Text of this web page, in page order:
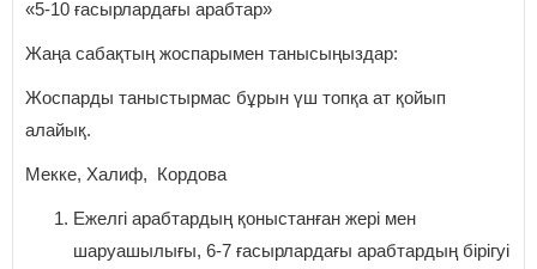
«5-10 ғасырлардағы арабтар»
Жаңа сабақтың жоспарымен танысыңыздар:
Жоспарды таныстырмас бұрын үш топқа ат қойып
алайық.
Мекке, Халиф, Кордова
Ежелгі арабтардың қоныстанған жері мен
шаруашылығы, 6-7 ғасырлардағы арабтардың бірігуі